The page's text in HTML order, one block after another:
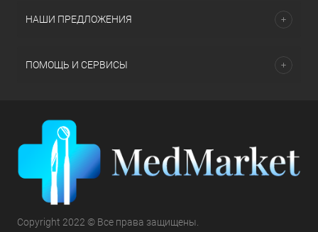
НАШИ ПРЕДЛОЖЕНИЯ
ПОМОЩЬ И СЕРВИСЫ
Copyright 2022 © Все права защищены.